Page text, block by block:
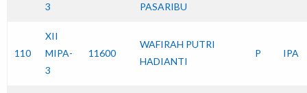
3
PASARIBU
110
XII
MIPA-
3
11600
WAFIRAH PUTRI
HADIANTI
P IPA